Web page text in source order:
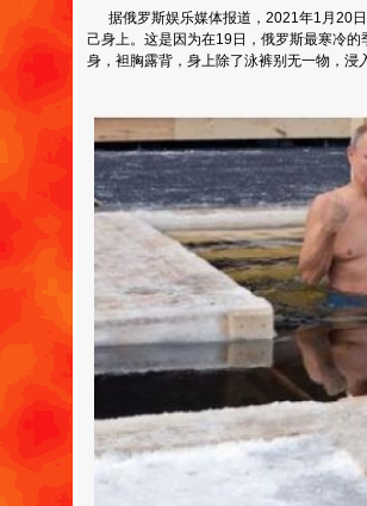
据俄罗斯娱乐媒体报道，2021年1月20
己身上。这是因为在19日，俄罗斯最寒冷
身，袒胸露背，身上除了泳裤别无一物，